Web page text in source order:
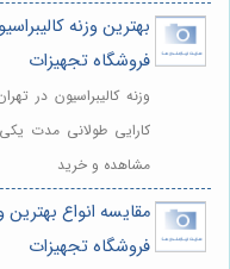
بهترین وزنه
فروشگاه تجهیزات
وزنه کالیبراسیون در
کارایی طولانی مدت
مشاهده و خرید
مقایسه انواع
فروشگاه تجهیزات